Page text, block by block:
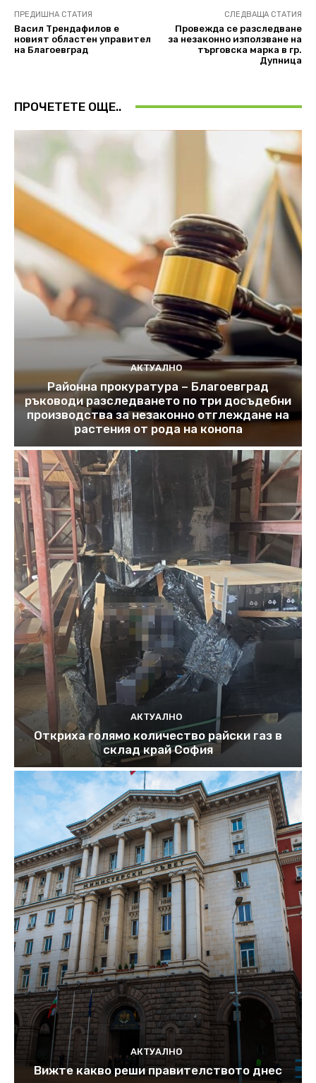
ПРЕДИШНА СТАТИЯ
Васил Трендафилов е
новият областен управител
на Благоевград
СЛЕДВАЩА СТАТИЯ
Провежда се разследване
за незаконно използване на
търговска марка в гр.
Дупница
ПРОЧЕТЕТЕ ОЩЕ..
АКТУАЛНО
Районна прокуратура – Благоевград
ръководи разследването по три досъдебни
производства за незаконно отглеждане на
растения от рода на конопа
АКТУАЛНО
Откриха голямо количество райски газ в
склад край София
АКТУАЛНО
Вижте какво реши правителството днес